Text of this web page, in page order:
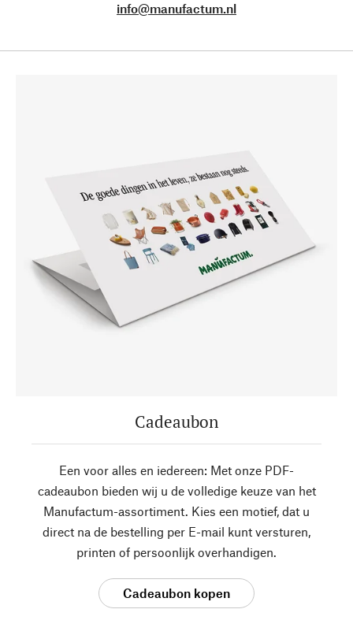
info@manufactum.nl
Cadeaubon
Een voor alles en iedereen: Met onze PDF-
cadeaubon bieden wij u de volledige keuze van het
Manufactum-assortiment. Kies een motief, dat u
direct na de bestelling per E-mail kunt versturen,
printen of persoonlijk overhandigen.
Cadeaubon kopen